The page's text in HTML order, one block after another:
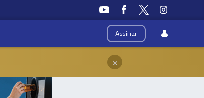
Assinar
×